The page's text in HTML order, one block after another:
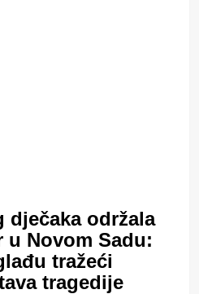
dječaka održala
u Novom Sadu:
tražeći
tragedije